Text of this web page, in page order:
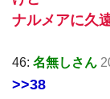
ナルメアに久
46: 名無しさん
>>38